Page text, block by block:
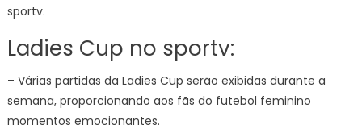
sportv.
Ladies Cup no sportv:
– Várias partidas da Ladies Cup serão exibidas durante a
semana, proporcionando aos fãs do futebol feminino
momentos emocionantes.